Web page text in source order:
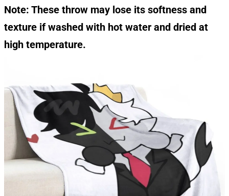
Note: These throw may lose its softness and
texture if washed with hot water and dried at
high temperature.